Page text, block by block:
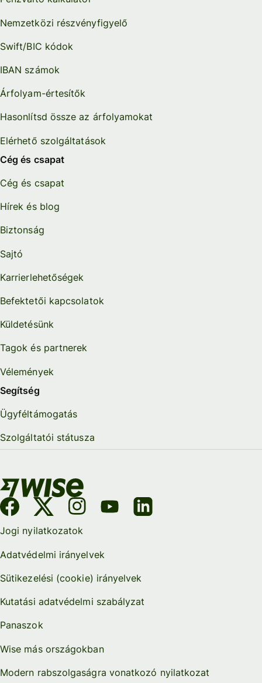
Nemzetközi részvényfigyelő
Swift/BIC kódok
IBAN számok
Árfolyam-értesítők
Hasonlítsd össze az árfolyamokat
Elérhető szolgáltatások
Cég és csapat
Cég és csapat
Hírek és blog
Biztonság
Sajtó
Karrierlehetőségek
Befektetői kapcsolatok
Küldetésünk
Tagok és partnerek
Vélemények
Segítség
Ügyféltámogatás
Szolgáltatói státusza
Jogi nyilatkozatok
Adatvédelmi irányelvek
Sütikezelési (cookie) irányelvek
Kutatási adatvédelmi szabályzat
Panaszok
Wise más országokban
Modern rabszolgaságra vonatkozó nyilatkozat